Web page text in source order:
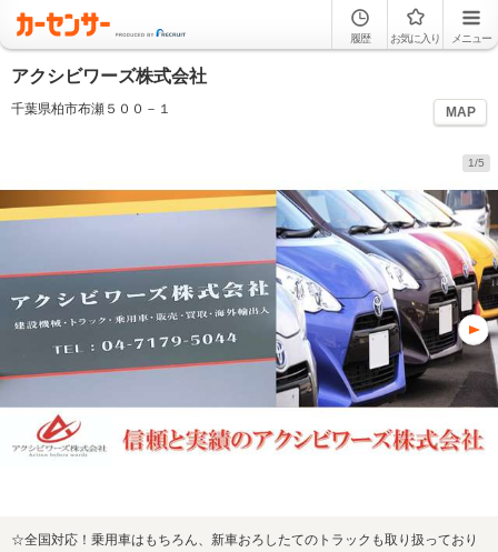
履歴 お気に入り メニュー
アクシビワーズ株式会社
千葉県柏市布瀬５００－１ MAP
1/5
☆全国対応！乗用車はもちろん、新車おろしたてのトラックも取り扱っており